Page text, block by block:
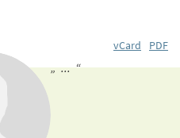
vCard
PDF
„ ... “